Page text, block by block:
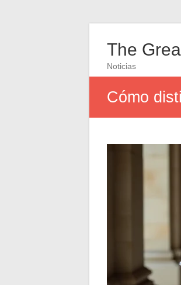
The
Noticias
Cómo